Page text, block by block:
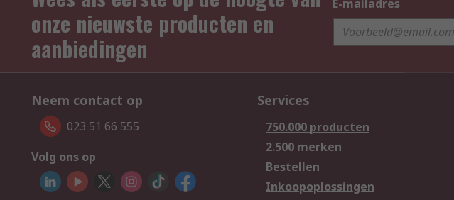
onze nieuwste producten en
aanbiedingen
E-mailadres
Neem contact op
023 51 66 555
Volg ons op
Services
750.000 producten
2.500 merken
Bestellen
Inkoopoplossingen